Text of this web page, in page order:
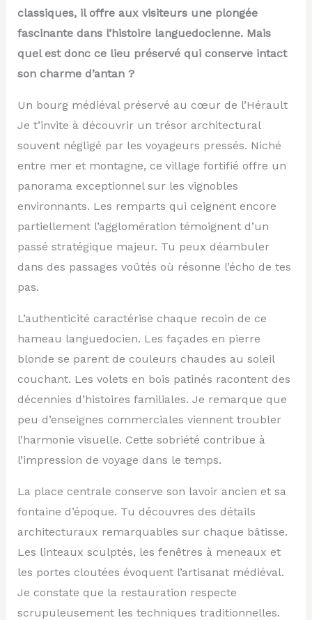
classiques, il offre aux visiteurs une plongée
fascinante dans l’histoire languedocienne. Mais
quel est donc ce lieu préservé qui conserve intact
son charme d’antan ?
Un bourg médiéval préservé au cœur de l’Hérault
Je t’invite à découvrir un trésor architectural
souvent négligé par les voyageurs pressés. Niché
entre mer et montagne, ce village fortifié offre un
panorama exceptionnel sur les vignobles
environnants. Les remparts qui ceignent encore
partiellement l’agglomération témoignent d’un
passé stratégique majeur. Tu peux déambuler
dans des passages voûtés où résonne l’écho de tes
pas.
L’authenticité caractérise chaque recoin de ce
hameau languedocien. Les façades en pierre
blonde se parent de couleurs chaudes au soleil
couchant. Les volets en bois patinés racontent des
décennies d’histoires familiales. Je remarque que
peu d’enseignes commerciales viennent troubler
l’harmonie visuelle. Cette sobriété contribue à
l’impression de voyage dans le temps.
La place centrale conserve son lavoir ancien et sa
fontaine d’époque. Tu découvres des détails
architecturaux remarquables sur chaque bâtisse.
Les linteaux sculptés, les fenêtres à meneaux et
les portes cloutées évoquent l’artisanat médiéval.
Je constate que la restauration respecte
scrupuleusement les techniques traditionnelles.